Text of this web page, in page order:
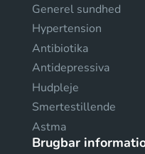
Generel sundhed
Hypertension
Antibiotika
Antidepressiva
Hudpleje
Smertestillende
Astma
Brugbar